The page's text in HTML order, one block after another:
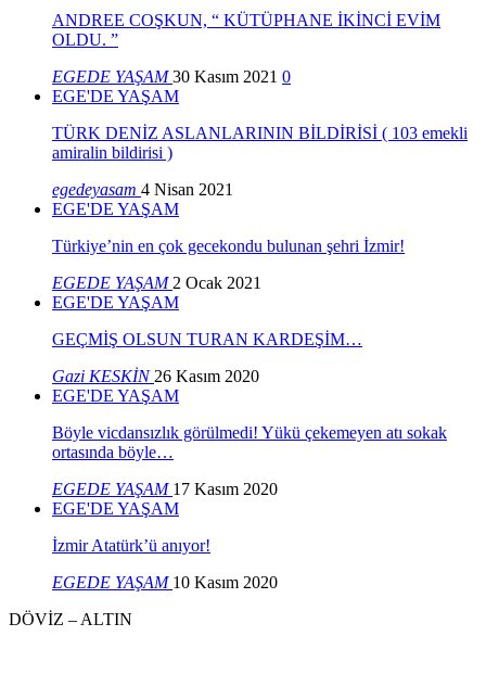
ANDREE COŞKUN, “ KÜTÜPHANE İKİNCİ EVİM
OLDU. ”
EGEDE YAŞAM30 Kasım 2021 0
EGE'DE YAŞAM
TÜRK DENİZ ASLANLARININ BİLDİRİSİ ( 103 emekli
amiralin bildirisi )
egedeyasam 4 Nisan 2021
EGE'DE YAŞAM
Türkiye’nin en çok gecekondu bulunan şehri İzmir!
EGEDE YAŞAM 2 Ocak 2021
EGE'DE YAŞAM
GEÇMİŞ OLSUN TURAN KARDEŞİM…
Gazi KESKİN 26 Kasım 2020
EGE'DE YAŞAM
Böyle vicdansızlık görülmedi! Yükü çekemeyen atı sokak
ortasında böyle…
EGEDE YAŞAM 17 Kasım 2020
EGE'DE YAŞAM
İzmir Atatürk’ü anıyor!
EGEDE YAŞAM 10 Kasım 2020
DÖVİZ – ALTIN